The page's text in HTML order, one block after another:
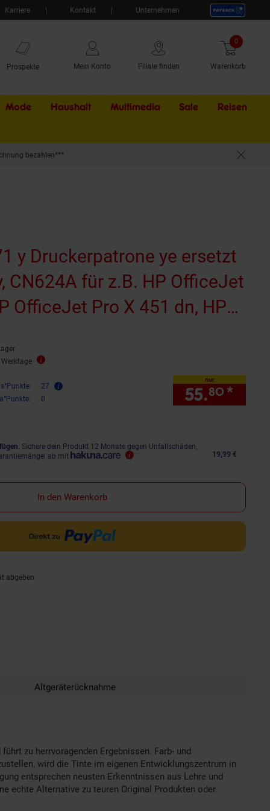
Karriere Kontakt Unternehmen
Prospekte Mein Konto Filiale finden Warenkorb
0 Artikel
Mode Haushalt Multimedia Sale Externer
Reisen
bezahlen***
y Druckerpatrone ye ersetzt
CN624A für z.B. HP OfficeJet
OfficeJet Pro X 451 dn, HP
Werktage
27
0
nur
55.80 *
Sichere dein Produkt 12 Monate gegen Unfallschäden,
ab mit
19,99 €
In den Warenkorb
abgeben.
Altgeräterücknahme
zu herrvoragenden Ergebnissen. Farb- und
wird die Tinte im eigenen Entwicklungszentrum in
entsprechen neusten Erkenntnissen aus Lehre und
echte Alternative zu teuren Original Produkten oder